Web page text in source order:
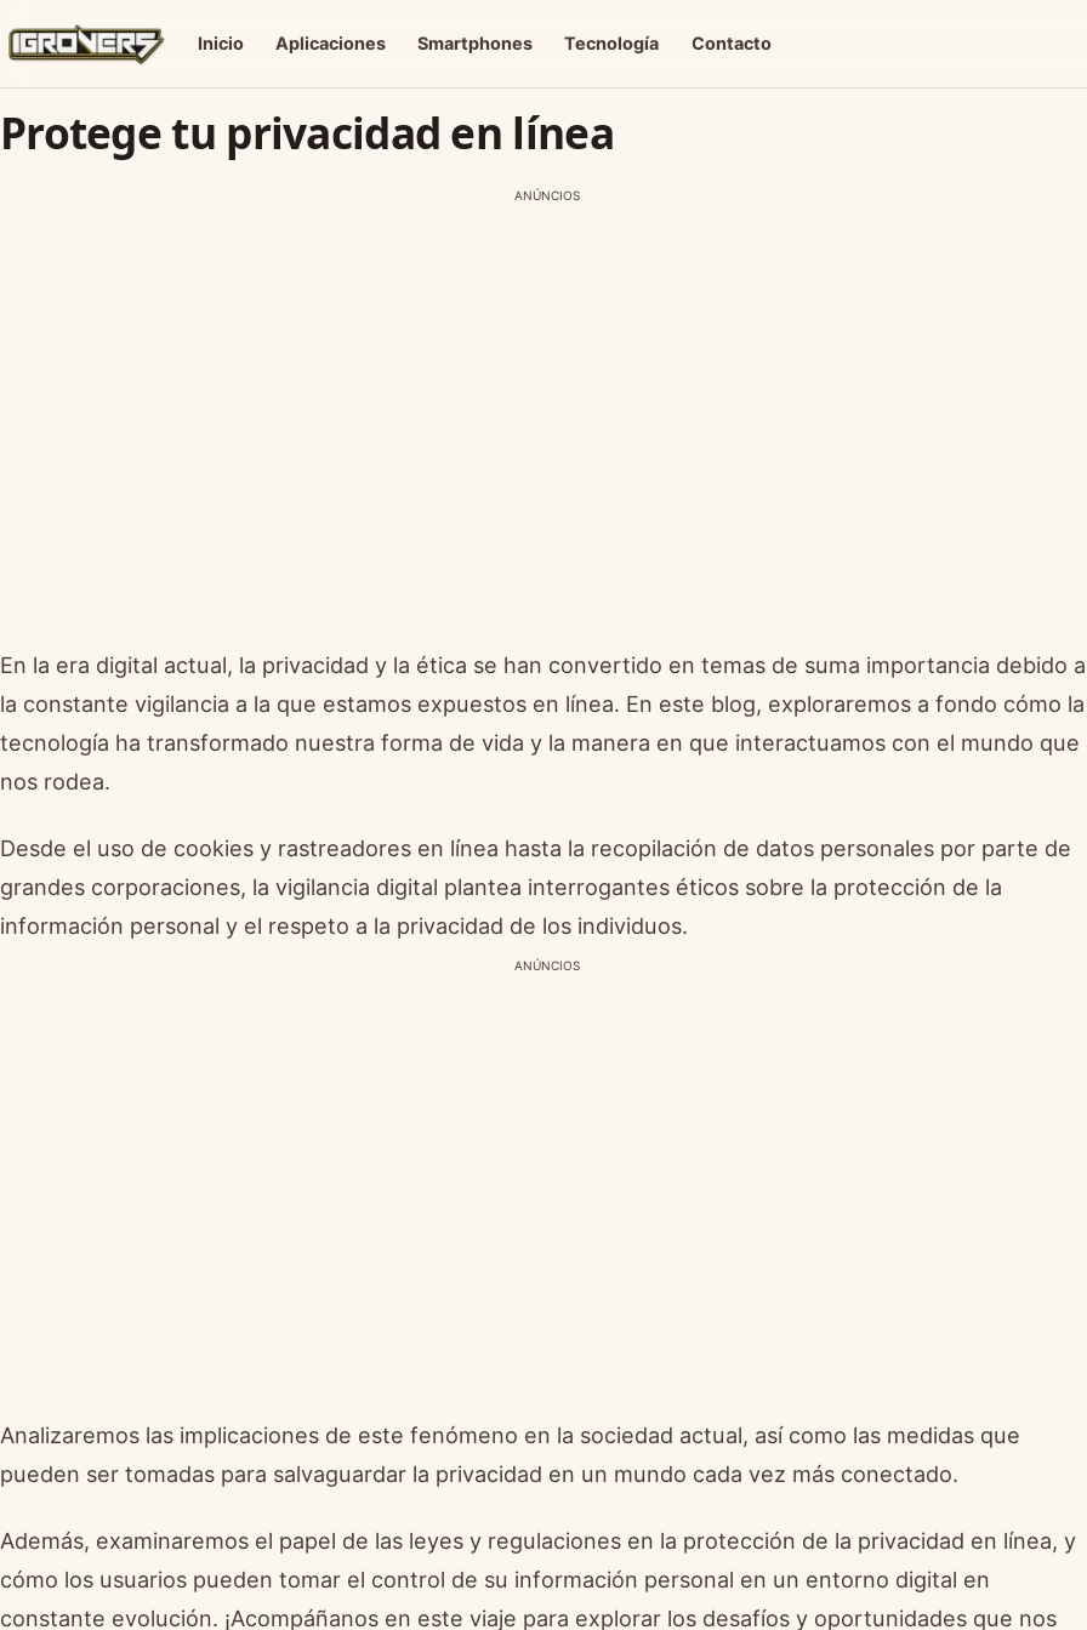
Inicio Aplicaciones Smartphones Tecnología Contacto
Protege tu privacidad en línea
ANÚNCIOS
En la era digital actual, la privacidad y la ética se han convertido en temas de suma importancia debido a
la constante vigilancia a la que estamos expuestos en línea. En este blog, exploraremos a fondo cómo la
tecnología ha transformado nuestra forma de vida y la manera en que interactuamos con el mundo que
nos rodea.
Desde el uso de cookies y rastreadores en línea hasta la recopilación de datos personales por parte de
grandes corporaciones, la vigilancia digital plantea interrogantes éticos sobre la protección de la
información personal y el respeto a la privacidad de los individuos.
ANÚNCIOS
Analizaremos las implicaciones de este fenómeno en la sociedad actual, así como las medidas que
pueden ser tomadas para salvaguardar la privacidad en un mundo cada vez más conectado.
Además, examinaremos el papel de las leyes y regulaciones en la protección de la privacidad en línea, y
cómo los usuarios pueden tomar el control de su información personal en un entorno digital en
constante evolución. ¡Acompáñanos en este viaje para explorar los desafíos y oportunidades que nos